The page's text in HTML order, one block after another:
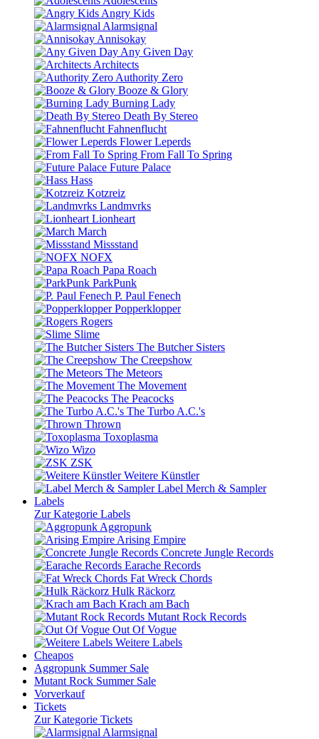
Angry Kids
Alarmsignal
Annisokay
Any Given Day
Architects
Authority Zero
Booze & Glory
Burning Lady
Death By Stereo
Fahnenflucht
Flower Leperds
From Fall To Spring
Future Palace
Hass
Kotzreiz
Landmvrks
Lionheart
March
Missstand
NOFX
Papa Roach
ParkPunk
P. Paul Fenech
Popperklopper
Rogers
Slime
The Butcher Sisters
The Creepshow
The Meteors
The Movement
The Peacocks
The Turbo A.C.'s
Thrown
Toxoplasma
Wizo
ZSK
Weitere Künstler
Label Merch & Sampler
Labels
Zur Kategorie Labels
Aggropunk
Arising Empire
Concrete Jungle Records
Earache Records
Fat Wreck Chords
Hulk Räckorz
Krach am Bach
Mutant Rock Records
Out Of Vogue
Weitere Labels
Cheapos
Aggropunk Summer Sale
Mutant Rock Summer Sale
Vorverkauf
Tickets
Zur Kategorie Tickets
Alarmsignal